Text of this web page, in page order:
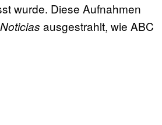
wurde. Diese Aufnahmen
ausgestrahlt, wie ABC